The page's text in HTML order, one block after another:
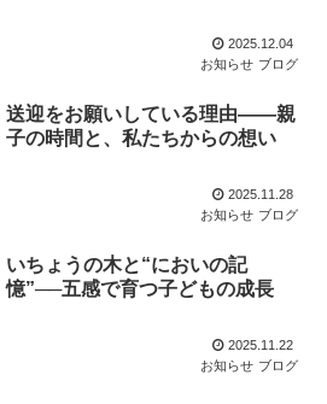
2025.12.04
お知らせ ブログ
送迎をお願いしている理由――親
子の時間と、私たちからの想い
2025.11.28
お知らせ ブログ
いちょうの木と“においの記
憶”──五感で育つ子どもの成長
2025.11.22
お知らせ ブログ